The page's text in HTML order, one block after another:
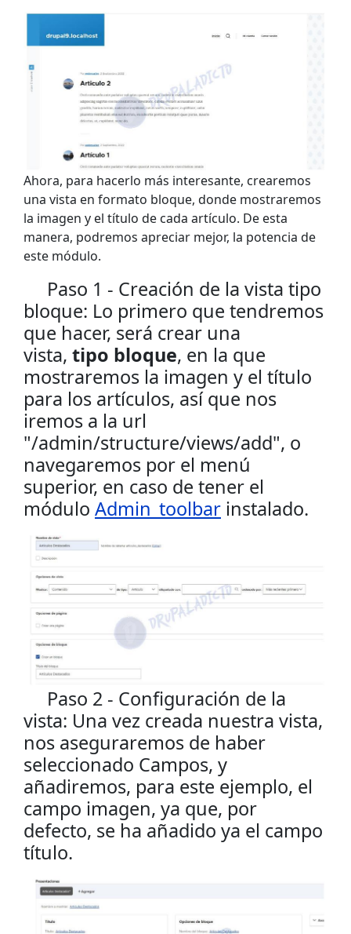
Ahora, para hacerlo más interesante, crearemos
una vista en formato bloque, donde mostraremos
la imagen y el título de cada artículo. De esta
manera, podremos apreciar mejor, la potencia de
este módulo.
Paso 1 - Creación de la vista tipo
bloque: Lo primero que tendremos
que hacer, será crear una
vista, tipo bloque, en la que
mostraremos la imagen y el título
para los artículos, así que nos
iremos a la url
"/admin/structure/views/add", o
navegaremos por el menú
superior, en caso de tener el
módulo Admin_toolbar instalado.
Paso 2 - Configuración de la
vista: Una vez creada nuestra vista,
nos aseguraremos de haber
seleccionado Campos, y
añadiremos, para este ejemplo, el
campo imagen, ya que, por
defecto, se ha añadido ya el campo
título.